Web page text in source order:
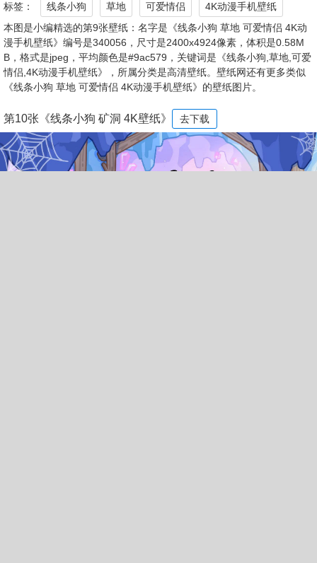
标签： 线条小狗 草地 可爱情侣
4K动漫手机壁纸
本图是小编精选的第9张壁纸：名字是《线条小狗 草地 可爱情侣 4K动
漫手机壁纸》编号是340056，尺寸是2400x4924像素，体积是0.58M
B，格式是jpeg，平均颜色是#9ac579，关键词是《线条小狗,草地,可爱
情侣,4K动漫手机壁纸》，所属分类是高清壁纸。壁纸网还有更多类似
《线条小狗 草地 可爱情侣 4K动漫手机壁纸》的壁纸图片。
第10张《线条小狗 矿洞 4K壁纸》 去下载